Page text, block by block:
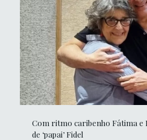
Com ritmo caribenho Fátima e
de ‘papai’ Fidel